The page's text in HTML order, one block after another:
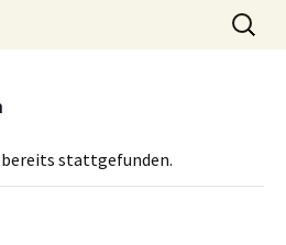
Schwerpunkt
Suche
nach:
stattgefunden.